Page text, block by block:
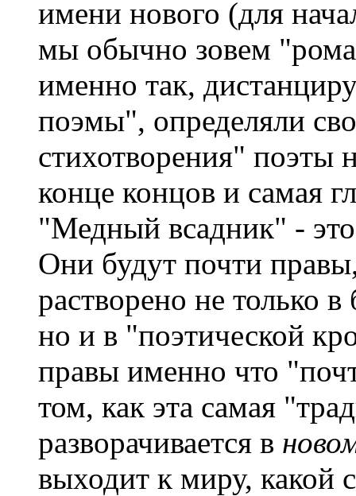
имени нового (для
мы обычно зовем
именно так,
поэмы", определяли
стихотворения" поэты
конце концов и самая
"Медный всадник" - это
Они будут почти
растворено не только
но и в "поэтической
правы именно что
том, как эта самая
разворачивается в
выходит к миру, какой